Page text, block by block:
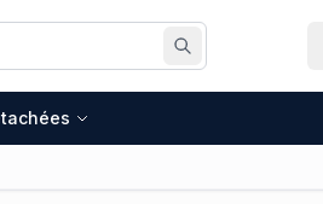
Rechercher